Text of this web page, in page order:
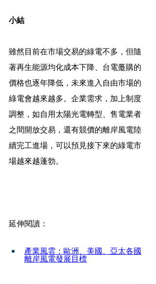
小結
雖然目前在市場交易的綠電不多，但隨
著再生能源均化成本下降、台電躉購的
價格也逐年降低，未來進入自由市場的
綠電會越來越多。企業需求，加上制度
調整，如自用太陽光電轉型、售電業者
之間開放交易，還有競價的離岸風電陸
續完工進場，可以預見接下來的綠電市
場越來越蓬勃。
延伸閱讀：
產業風雲：歐洲、美國、亞太各國
離岸風電發展目標